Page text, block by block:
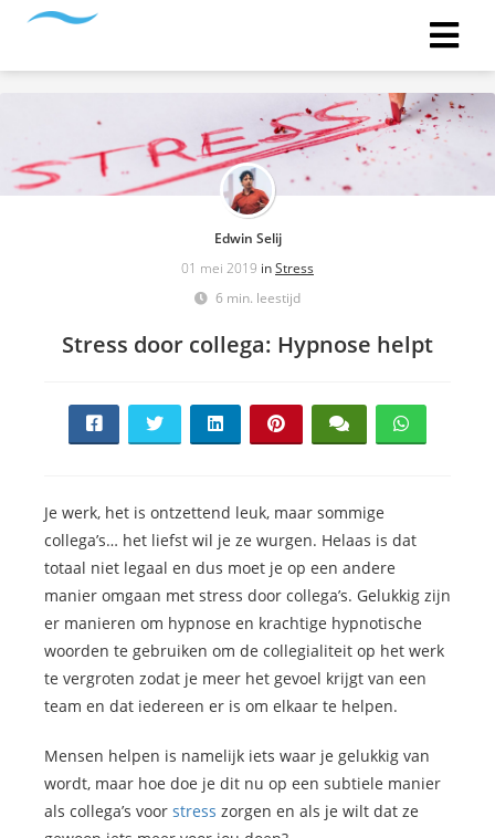
Edwin Selij
01 mei 2019 inStress
6 min. leestijd
Stress door collega: Hypnose helpt
Je werk, het is ontzettend leuk, maar sommige
collega’s… het liefst wil je ze wurgen. Helaas is dat
totaal niet legaal en dus moet je op een andere
manier omgaan met stress door collega’s. Gelukkig zijn
er manieren om hypnose en krachtige hypnotische
woorden te gebruiken om de collegialiteit op het werk
te vergroten zodat je meer het gevoel krijgt van een
team en dat iedereen er is om elkaar te helpen.
Mensen helpen is namelijk iets waar je gelukkig van
wordt, maar hoe doe je dit nu op een subtiele manier
als collega’s voor stress zorgen en als je wilt dat ze